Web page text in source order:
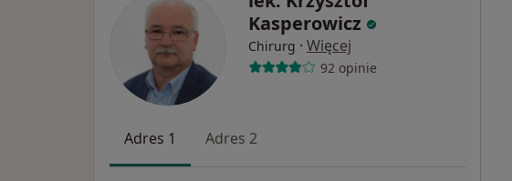
Kasperowicz
Chirurg · Więcej
92 opinie
Adres 1 Adres 2